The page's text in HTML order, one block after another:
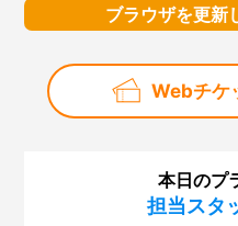
ブラウザを更新
Webチケ
本日のプ
担当スタ